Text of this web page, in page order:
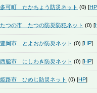
多可町 たかちょう防災ネット (0) [HP
たつの市 たつの防災防犯ネット (0) [
豊岡市 とよおか防災ネット (0) [HP]
西脇市 にしわき防災ネット (0) [HP]
姫路市 ひめじ防災ネット (0) [HP]